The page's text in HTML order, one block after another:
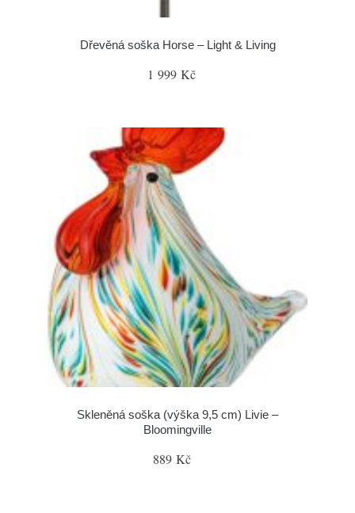
Dřevěná soška Horse – Light & Living
1 999 Kč
Skleněná soška (výška 9,5 cm) Livie –
Bloomingville
889 Kč